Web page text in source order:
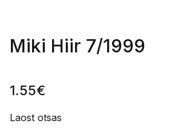
Miki Hiir 7/1999
1.55€
Laost otsas